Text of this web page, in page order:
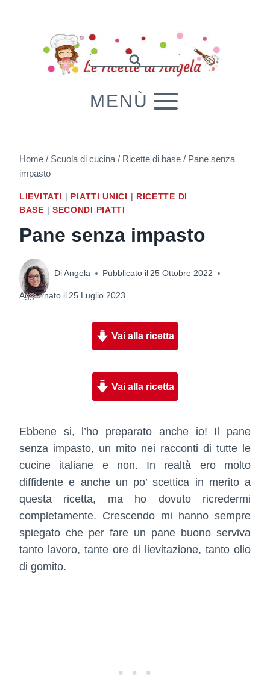
MENÙ
Home / Scuola di cucina / Ricette di base / Pane senza
impasto
LIEVITATI | PIATTI UNICI | RICETTE DI
BASE | SECONDI PIATTI
Pane senza impasto
DiAngela Pubblicato il 25 Ottobre 2022
Aggiornato il 25 Luglio 2023
Vai alla ricetta
Vai alla ricetta
Ebbene si, l’ho preparato anche io! Il pane
senza impasto, un mito nei racconti di tutte le
cucine italiane e non. In realtà ero molto
diffidente e anche un po’ scettica in merito a
questa ricetta, ma ho dovuto ricredermi
completamente. Crescendo mi hanno sempre
spiegato che per fare un pane buono serviva
tanto lavoro, tante ore di lievitazione, tanto olio
di gomito.